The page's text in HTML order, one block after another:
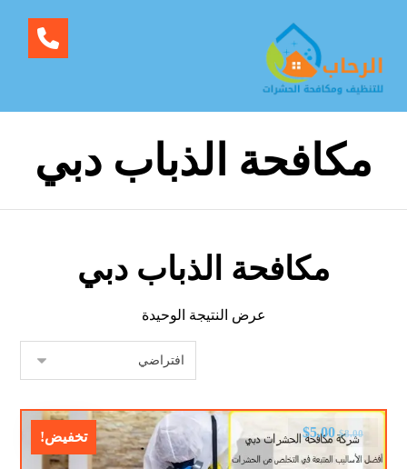
مكافحة الذباب دبي
مكافحة الذباب دبي
عرض النتيجة الوحيدة
تخفيض! $8.00
$5.00